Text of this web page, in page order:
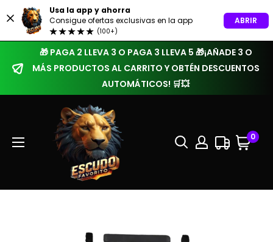
Usa la app y ahorra
Consigue ofertas exclusivas en la app
(100+)
ABRIR
🎁 PAGA 2 LLEVA 3 O PAGA 3 LLEVA 5 🎁¡AÑADE 3 O
MÁS PRODUCTOS AL CARRITO Y OBTÉN DESCUENTOS
AUTOMÁTICOS! 🛒💥
0